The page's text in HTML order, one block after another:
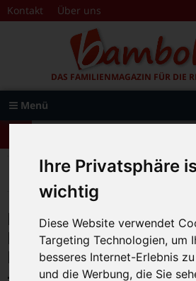
Ihre Privatsphäre
wichtig
Diese Website verwendet
Targeting Technologien, um
besseres Internet-Erlebnis
und die Werbung, die Sie
Zum Inhalt springen
Kontakt Über uns
DAS FAMILIENMAGAZIN FÜR DIE
Menü
Bambolino>Magazin>
Ideal zur Ferienzeit:
Familienführungen
Museen im
– Advertorial